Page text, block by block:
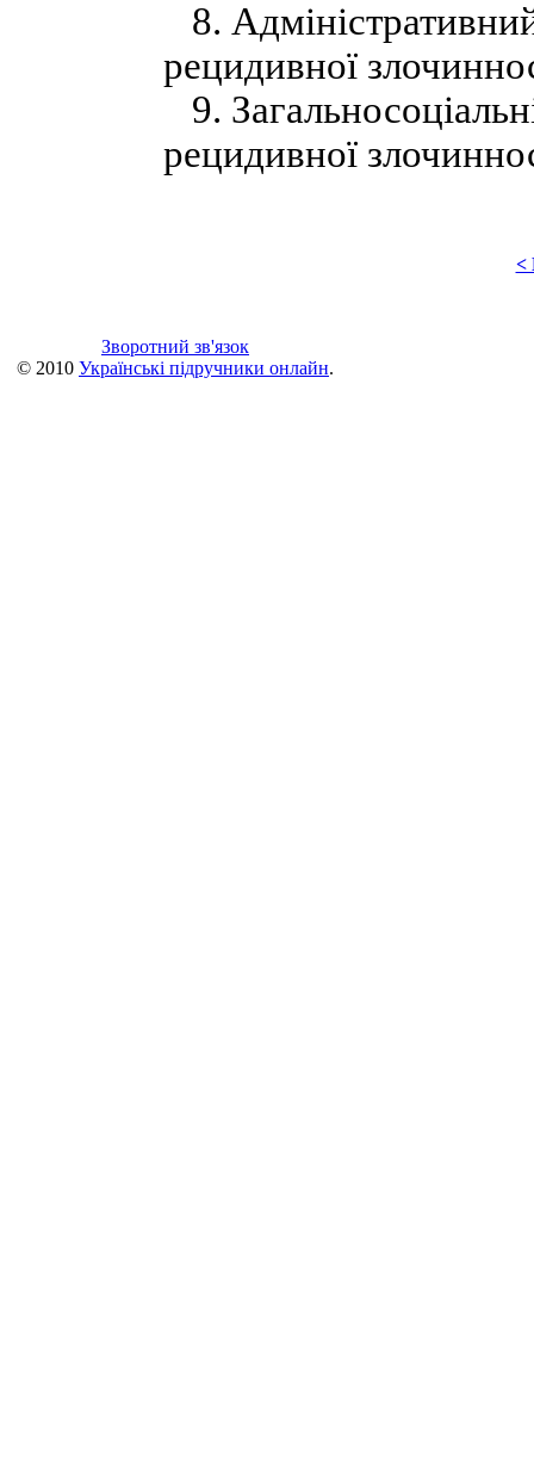
8.
рецидивної
9.
рецидивної
<
Зворотний зв'язок
© 2010 Українські підручники онлайн.